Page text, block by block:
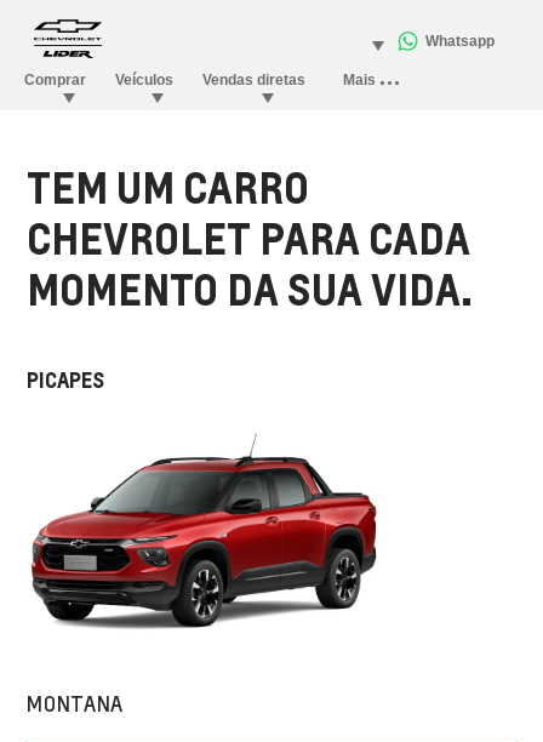
TEM UM CARRO
CHEVROLET PARA CADA
MOMENTO DA SUA VIDA.
PICAPES
MONTANA